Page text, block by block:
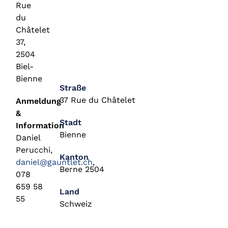
Rue
du
Châtelet
37,
2504
Biel-
Bienne
Anmeldung
&
Information
Daniel
Perucchi,
daniel@gauntlet.ch,
078
659 58
55
Straße
37 Rue du Châtelet
Stadt
Bienne
Kanton
Berne 2504
Land
Schweiz